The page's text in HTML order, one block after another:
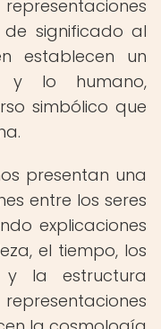
significado al
establecen un
y lo humano,
simbólico que
presentan una
entre los seres
explicaciones
el tiempo, los
y la estructura